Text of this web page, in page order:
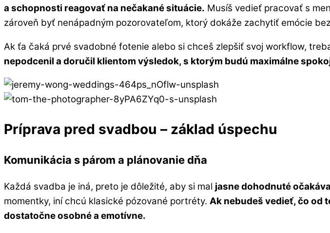
a schopnosti reagovať na nečakané situácie. Musíš vedieť pracovať s
zároveň byť nenápadným pozorovateľom, ktorý dokáže zachytiť emócie
Ak ťa čaká prvé svadobné fotenie alebo si chceš zlepšiť svoj workflow,
nepodcenil a doručil klientom výsledok, s ktorým budú maximálne
Príprava pred svadbou – základ úspechu
Komunikácia s párom a plánovanie dňa
Každá svadba je iná, preto je dôležité, aby si mal jasne dohodnuté
momentky, iní chcú klasické pózované portréty. Ak nebudeš vedieť, čo od
dostatočne osobné a emotívne.